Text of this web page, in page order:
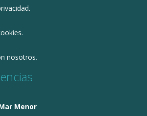
nosotros.
Menor